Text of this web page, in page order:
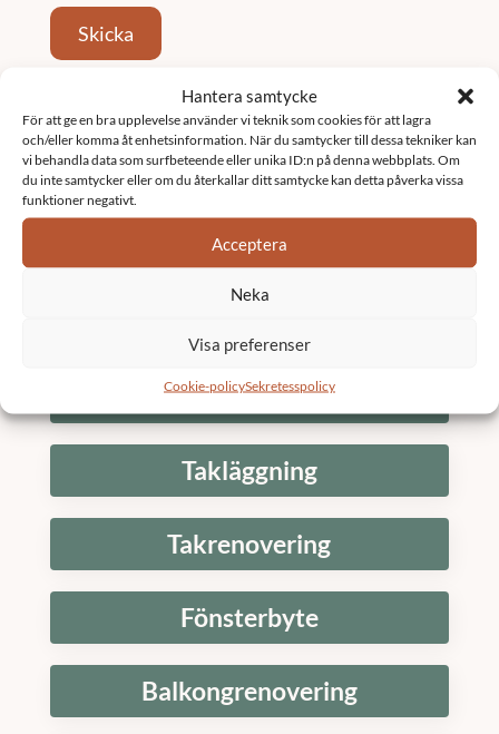
Hantera samtycke
För att ge en bra upplevelse använder vi teknik som cookies för att lagra
och/eller komma åt enhetsinformation. När du samtycker till dessa tekniker kan
vi behandla data som surfbeteende eller unika ID:n på denna webbplats. Om
du inte samtycker eller om du återkallar ditt samtycke kan detta påverka vissa
funktioner negativt.
Acceptera
Neka
Visa preferenser
Cookie-policySekretesspolicy
Skicka
Tjänster
Fastighetsförvaltning
Underhållsplan
Stambyte
Takläggning
Takrenovering
Fönsterbyte
Balkongrenovering